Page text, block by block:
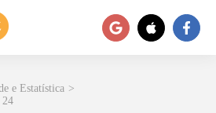
e Estatística >